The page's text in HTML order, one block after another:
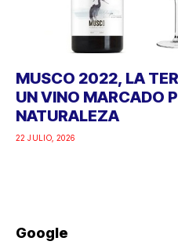
MUSCO 2022, LA
UN VINO MARCADO
NATURALEZA
22 JULIO, 2026
Google